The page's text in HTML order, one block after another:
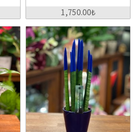
1,750.00₺